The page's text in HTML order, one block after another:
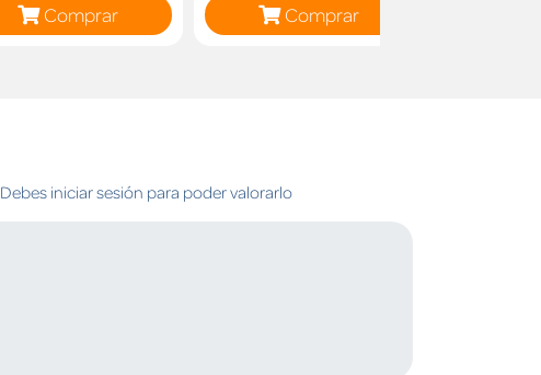
Comprar Comprar
Debes iniciar sesión para poder valorarlo